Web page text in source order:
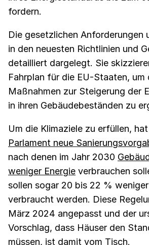
fordern.
Die gesetzlichen Anforderungen
in den neuesten Richtlinien und
detailliert dargelegt. Sie
Fahrplan für die EU-Staaten,
Maßnahmen zur Steigerung der
in ihren Gebäudebeständen zu
Um die Klimaziele zu erfüllen,
Parlament neue
nach denen im Jahr 2030
weniger Energie verbrauchen
sollen sogar 20 bis 22 %
verbraucht werden. Diese
März 2024 angepasst und der
Vorschlag, dass Häuser den
müssen, ist damit vom Tisch.